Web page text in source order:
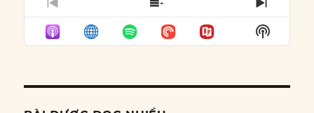
PREVIOUS
EPISODE
SHOW
EPISODES
LIST
NEXT
Show
Podcast